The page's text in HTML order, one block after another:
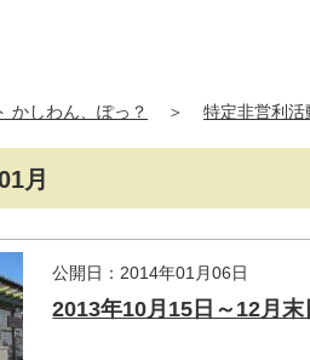
かしわん、ぽっ？ ＞ 特定非営利活
月
公開日：2014年01月06日
2013年10月15日～12月